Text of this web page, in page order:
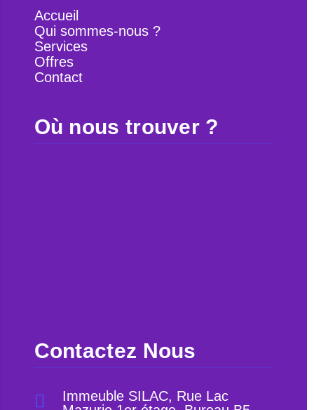
Accueil
Qui sommes-nous ?
Services
Offres
Contact
Où nous trouver ?
Contactez Nous
Immeuble SILAC, Rue Lac